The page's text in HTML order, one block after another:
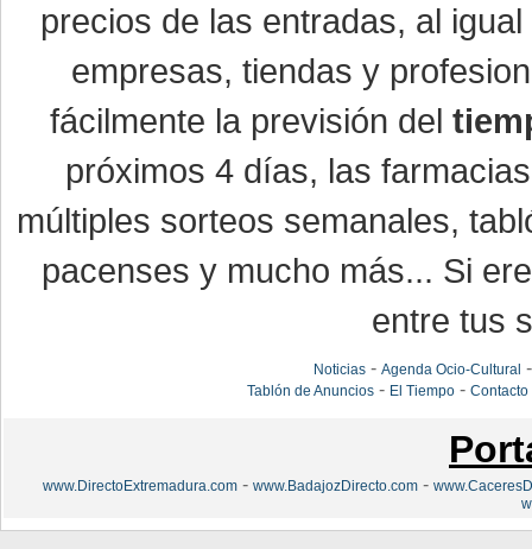
precios de las entradas, al
empresas, tiendas y
fácilmente la previsión del
próximos 4 días, las
múltiples sorteos semanales,
pacenses y mucho más... Si
entre tus
Noticias- Agenda Ocio-Cultural
Tablón de Anuncios- El Tiempo- Contacto
www.DirectoExtremadura.com - www.BadajozDirecto.com -